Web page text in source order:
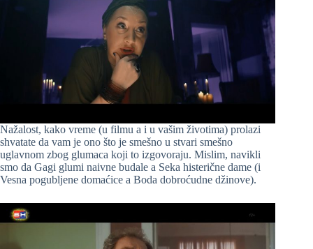
Nažalost, kako vreme (u filmu a i u vašim životima) prolazi
shvatate da vam je ono što je smešno u stvari smešno
uglavnom zbog glumaca koji to izgovoraju. Mislim, navikli
smo da Gagi glumi naivne budale a Seka histerične dame (i
Vesna pogubljene domaćice a Boda dobroćudne džinove).